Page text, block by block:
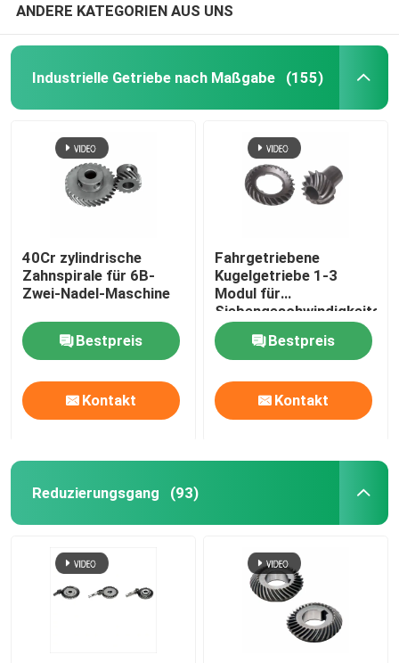
ANDERE KATEGORIEN AUS UNS
Industrielle Getriebe nach Maßgabe (155)
40Cr zylindrische
Zahnspirale für 6B-
Zwei-Nadel-Maschine
Bestpreis
Kontakt
Fahrgetriebene
Kugelgetriebe 1-3
Modul für
Bestpreis
Kontakt
Reduzierungsgang (93)